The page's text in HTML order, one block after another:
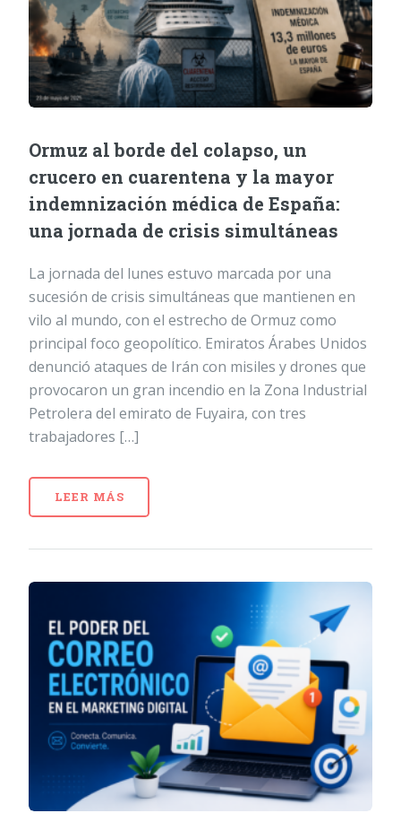
Ormuz al borde del colapso, un
crucero en cuarentena y la mayor
indemnización médica de España:
una jornada de crisis simultáneas
La jornada del lunes estuvo marcada por una
sucesión de crisis simultáneas que mantienen en
vilo al mundo, con el estrecho de Ormuz como
principal foco geopolítico. Emiratos Árabes Unidos
denunció ataques de Irán con misiles y drones que
provocaron un gran incendio en la Zona Industrial
Petrolera del emirato de Fuyaira, con tres
trabajadores […]
LEER MÁS